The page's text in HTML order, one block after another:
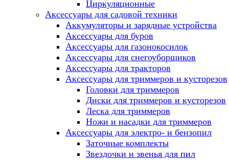
Циркуляционные
Аксессуары для садовой техники
Аккумуляторы и зарядные устройства
Аксессуары для буров
Аксессуары для газонокосилок
Аксессуары для снегоуборщиков
Аксессуары для тракторов
Аксессуары для триммеров и кусторезов
Головки для триммеров
Диски для триммеров и кусторезов
Леска для триммеров
Ножи и насадки для триммеров
Аксессуары для электро- и бензопил
Заточные комплекты
Звездочки и звенья для пил